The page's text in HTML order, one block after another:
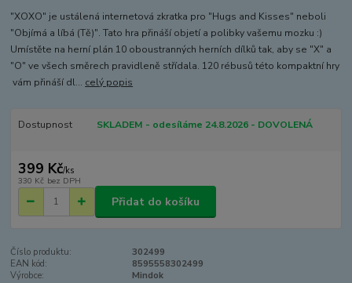
"XOXO" je ustálená internetová zkratka pro "Hugs and Kisses" neboli
"Objímá a líbá (Tě)". Tato hra přináší objetí a polibky vašemu mozku :)
Umístěte na herní plán 10 oboustranných herních dílků tak, aby se "X" a
"O" ve všech směrech pravidleně střídala. 120 rébusů této kompaktní hry
vám přináší dl... celý popis
Dostupnost SKLADEM - odesíláme 24.8.2026 - DOVOLENÁ
399 Kč/ks
330 Kč bez DPH
Přidat do košíku
Číslo produktu:
302499
EAN kód:
8595558302499
Výrobce:
Mindok